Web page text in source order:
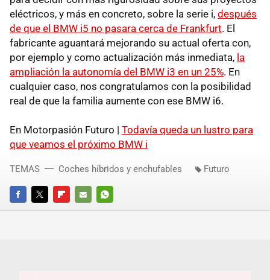
eléctricos, y más en concreto, sobre la serie i, después
de que el BMW i5 no pasara cerca de Frankfurt. El
fabricante aguantará mejorando su actual oferta con,
por ejemplo y como actualización más inmediata, la
ampliación la autonomía del BMW i3 en un 25%. En
cualquier caso, nos congratulamos con la posibilidad
real de que la familia aumente con ese BMW i6.
En Motorpasión Futuro | Todavía queda un lustro para
que veamos el próximo BMW i
FACEBOOKTWITTERFLIPBOARD
E-
WHATSAPP
TEMAS Coches híbridos y enchufables Futuro